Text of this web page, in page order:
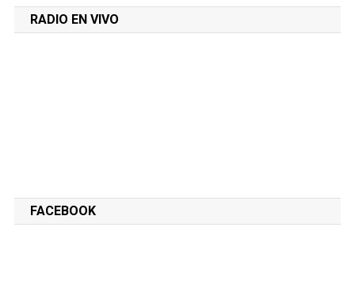
RADIO EN VIVO
FACEBOOK